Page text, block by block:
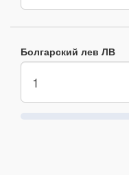
Болгарский лев ЛВ